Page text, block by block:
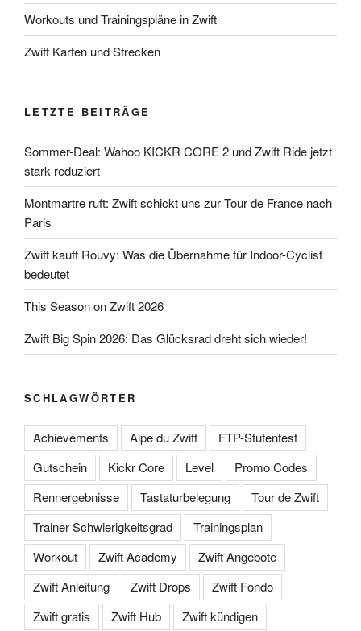
Workouts und Trainingspläne in Zwift
Zwift Karten und Strecken
LETZTE BEITRÄGE
Sommer-Deal: Wahoo KICKR CORE 2 und Zwift Ride jetzt
stark reduziert
Montmartre ruft: Zwift schickt uns zur Tour de France nach
Paris
Zwift kauft Rouvy: Was die Übernahme für Indoor-Cyclist
bedeutet
This Season on Zwift 2026
Zwift Big Spin 2026: Das Glücksrad dreht sich wieder!
SCHLAGWÖRTER
Achievements Alpe du Zwift
FTP-Stufentest
Gutschein
Kickr Core Level
Promo Codes
Rennergebnisse
Tastaturbelegung
Tour de Zwift
Trainer Schwierigkeitsgrad
Trainingsplan
Workout
Zwift Academy
Zwift Angebote
Zwift Anleitung
Zwift Drops
Zwift Fondo
Zwift gratis
Zwift Hub
Zwift kündigen